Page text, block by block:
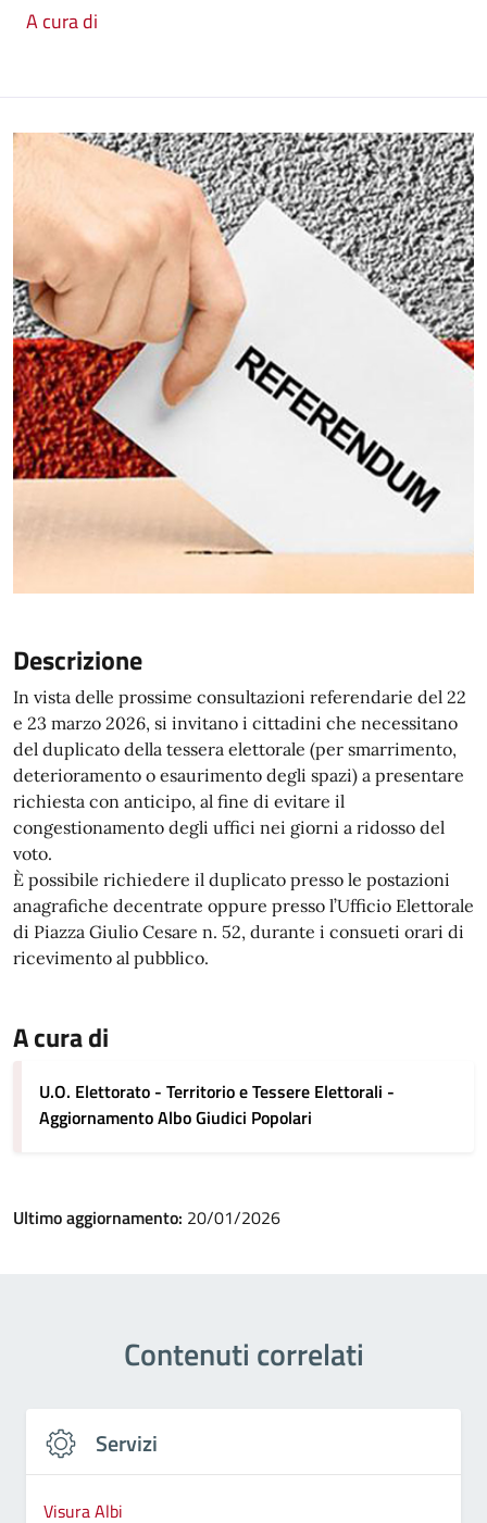
A cura di
Descrizione
In vista delle prossime consultazioni referendarie del 22
e 23 marzo 2026, si invitano i cittadini che necessitano
del duplicato della tessera elettorale (per smarrimento,
deterioramento o esaurimento degli spazi) a presentare
richiesta con anticipo, al fine di evitare il
congestionamento degli uffici nei giorni a ridosso del
voto.
È possibile richiedere il duplicato presso le postazioni
anagrafiche decentrate oppure presso l’Ufficio Elettorale
di Piazza Giulio Cesare n. 52, durante i consueti orari di
ricevimento al pubblico.
A cura di
U.O. Elettorato - Territorio e Tessere Elettorali -
Aggiornamento Albo Giudici Popolari
Ultimo aggiornamento: 20/01/2026
Contenuti correlati
Servizi
Visura Albi